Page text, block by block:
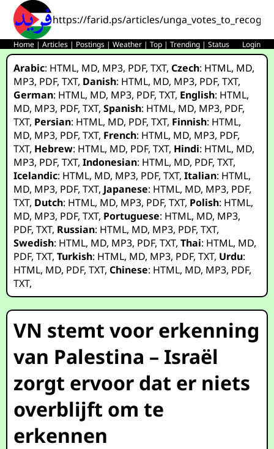
https://farid.ps/articles/
Home |Articles | Postings |Weather |Top |Trending |Status Login
Arabic: HTML, MD, MP3, PDF,TXT,Czech: HTML, MD,
MP3, PDF,TXT, Danish: HTML, MD, MP3, PDF,TXT,
German: HTML, MD, MP3, PDF,TXT, English: HTML,
MD, MP3, PDF,TXT,Spanish: HTML, MD, MP3, PDF,
TXT, Persian: HTML, MD, PDF,TXT, Finnish: HTML,
MD, MP3, PDF,TXT, French: HTML, MD, MP3, PDF,
TXT, Hebrew: HTML, MD, PDF,TXT, Hindi: HTML, MD,
MP3, PDF,TXT,Indonesian: HTML, MD, PDF,TXT,
Icelandic: HTML, MD, MP3, PDF,TXT,Italian: HTML,
MD, MP3, PDF,TXT, Japanese: HTML, MD, MP3, PDF,
TXT, Dutch: HTML, MD, MP3, PDF,TXT, Polish: HTML,
MD, MP3, PDF,TXT, Portuguese: HTML, MD, MP3,
PDF,TXT, Russian: HTML, MD, MP3, PDF,TXT,
Swedish: HTML, MD, MP3, PDF,TXT,Thai: HTML, MD,
PDF,TXT,Turkish: HTML, MD, MP3, PDF,TXT, Urdu:
HTML, MD, PDF,TXT,Chinese: HTML, MD, MP3, PDF,
TXT,
VN stemt voor erkenning
van Palestina – Israël
zorgt ervoor dat er niets
overblijft om te
erkennen